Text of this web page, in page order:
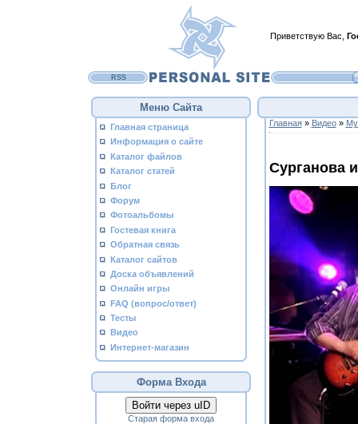
Приветствую Вас
RSS
Меню Сайта
Главная страница
Информация о сайте
Каталог файлов
Каталог статей
Блог
Форум
Фотоальбомы
Гостевая книга
Обратная связь
Каталог сайтов
Доска объявлений
Онлайн игры
FAQ (вопрос/ответ)
Тесты
Видео
Интернет-магазин
Форма Входа
Войти через uID
Старая форма входа
Главная» Видео»
Сурганова